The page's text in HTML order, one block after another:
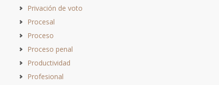
Privación de voto
Procesal
Proceso
Proceso penal
Productividad
Profesional